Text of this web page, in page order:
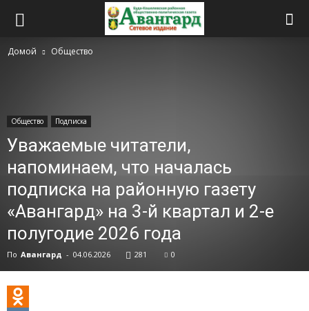
Домой Общество
Общество Подписка
Уважаемые читатели,
напоминаем, что началась
подписка на районную газету
«Авангард» на 3-й квартал и 2-е
полугодие 2026 года
По Авангард - 04.06.2026 281 0